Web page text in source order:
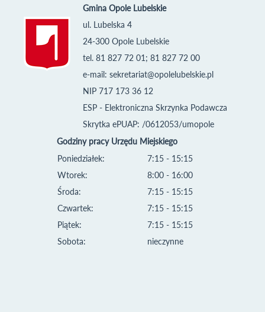
Gmina Opole Lubelskie
ul. Lubelska 4
24-300 Opole Lubelskie
tel. 81 827 72 01; 81 827 72 00
e-mail: sekretariat@opolelubelskie.pl
NIP 717 173 36 12
ESP - Elektroniczna Skrzynka Podawcza
Skrytka ePUAP: /0612053/umopole
Godziny pracy Urzędu Miejskiego
Poniedziałek:
Wtorek:
Środa:
Czwartek:
Piątek:
Sobota:
7:15 - 15:15
8:00 - 16:00
7:15 - 15:15
7:15 - 15:15
7:15 - 15:15
nieczynne